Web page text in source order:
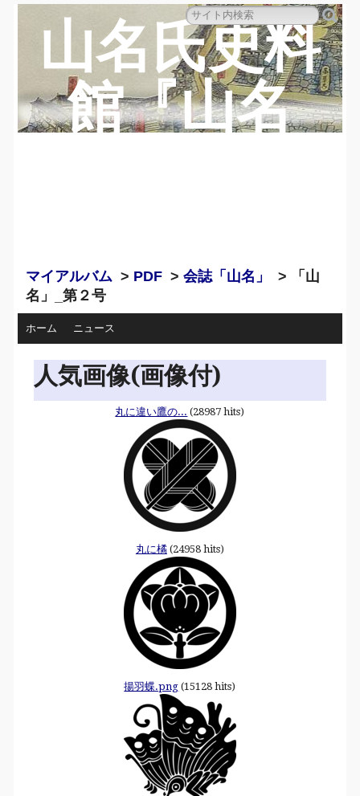
山名氏史料
館『山名
マイアルバム > PDF >会誌「山名」
> 「山
名」_第２号
ホーム ニュース
人気画像(画像付)
丸に違い鷹の... (28987 hits)
丸に橘(24958 hits)
揚羽蝶.png (15128 hits)